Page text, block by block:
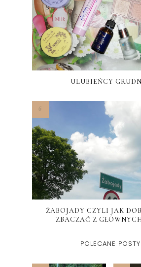
ULUBIEŃCY
ŻABOJADY CZYLI JAK
ZBACZAĆ Z
POLECANE POSTY